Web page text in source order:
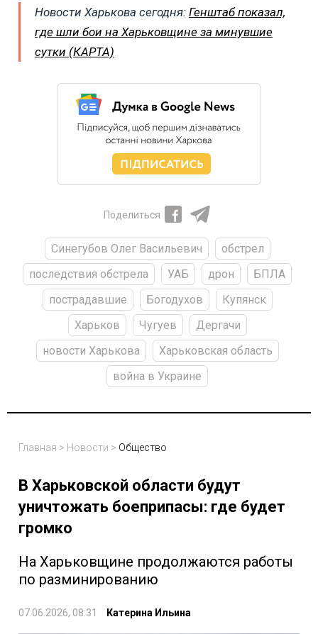
Новости Харькова сегодня: Генштаб показал,
где шли бои на Харьковщине за минувшие
сутки (КАРТА)
Поделиться
Синегубов Олег Васильевич
обстрел
последствия обстрела
УАБ дрон
БПЛА
пострадавшие
Богодухов
Купянск
Харьков
Чугуев
Дергачи
новости Харькова
Харьковская область
война в Украине
Главная > Новости > Общество
В Харьковской области будут
уничтожать боеприпасы: где будет
громко
На Харьковщине продолжаются работы
по разминированию
07.06.2026, 08:31 Катерина Ильина